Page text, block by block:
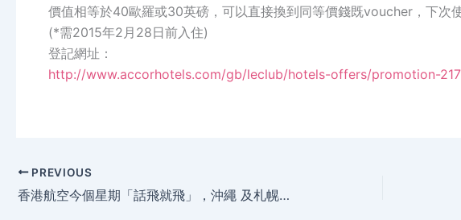
價值相等於40歐羅或30英磅 ，可以直接換到同等價錢既voucher ，下次
(*需2015年2月28日前入住)
登記網址：
http://www.accorhotels.com/gb/leclub/hotels-offers/promotion-
PREVIOUS
香港航空今個星期「話飛就飛」，沖繩 及札幌、杭州$950起，只限3日。